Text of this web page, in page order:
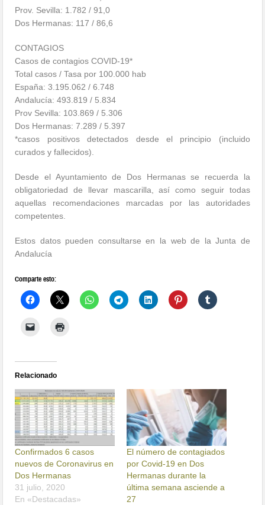
Prov. Sevilla: 1.782 / 91,0
Dos Hermanas: 117 / 86,6
CONTAGIOS
Casos de contagios COVID-19*
Total casos / Tasa por 100.000 hab
España: 3.195.062 / 6.748
Andalucía: 493.819 / 5.834
Prov Sevilla: 103.869 / 5.306
Dos Hermanas: 7.289 / 5.397
*casos positivos detectados desde el principio (incluido
curados y fallecidos).
Desde el Ayuntamiento de Dos Hermanas se recuerda la
obligatoriedad de llevar mascarilla, así como seguir todas
aquellas recomendaciones marcadas por las autoridades
competentes.
Estos datos pueden consultarse en la web de la Junta de
Andalucía
Comparte esto:
Relacionado
Confirmados 6 casos
nuevos de Coronavirus en
Dos Hermanas
31 julio, 2020
En «Destacadas»
El número de contagiados
por Covid-19 en Dos
Hermanas durante la
última semana asciende a
27